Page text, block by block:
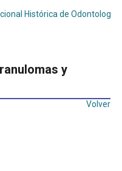
Histórica de Odontología
y
Volver